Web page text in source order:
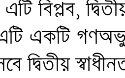
বিপ্লব,
একটি
দ্বিতীয়